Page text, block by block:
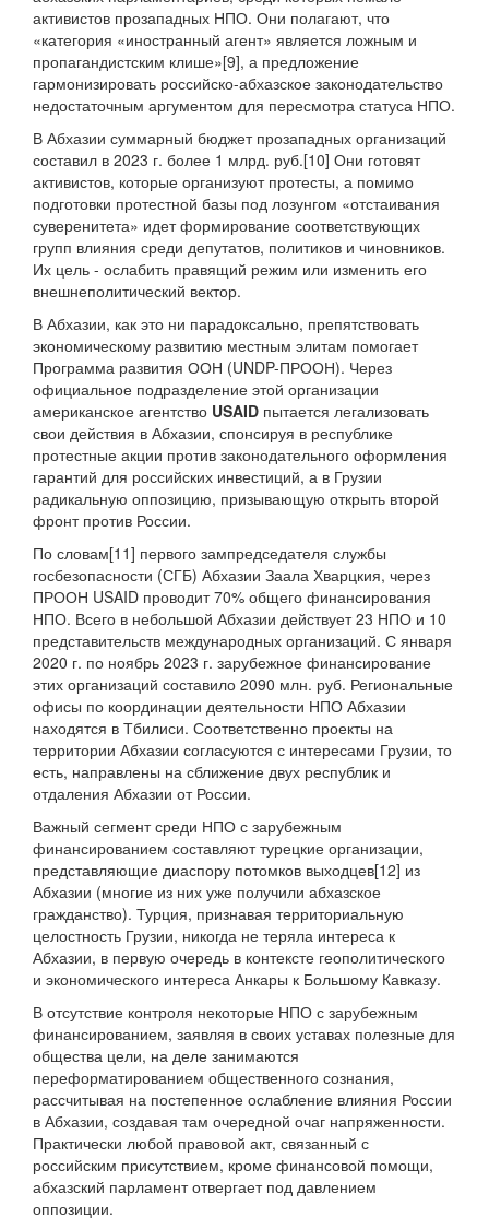
активистов прозападных НПО. Они полагают, что
«категория «иностранный агент» является ложным и
пропагандистским клише»[9], а предложение
гармонизировать российско-абхазское законодательство
недостаточным аргументом для пересмотра статуса НПО.
В Абхазии суммарный бюджет прозападных организаций
составил в 2023 г. более 1 млрд. руб.[10] Они готовят
активистов, которые организуют протесты, а помимо
подготовки протестной базы под лозунгом «отстаивания
суверенитета» идет формирование соответствующих
групп влияния среди депутатов, политиков и чиновников.
Их цель - ослабить правящий режим или изменить его
внешнеполитический вектор.
В Абхазии, как это ни парадоксально, препятствовать
экономическому развитию местным элитам помогает
Программа развития ООН (UNDP-ПРООН). Через
официальное подразделение этой организации
американское агентство USAID пытается легализовать
свои действия в Абхазии, спонсируя в республике
протестные акции против законодательного оформления
гарантий для российских инвестиций, а в Грузии
радикальную оппозицию, призывающую открыть второй
фронт против России.
По словам[11] первого зампредседателя службы
госбезопасности (СГБ) Абхазии Заала Хварцкия, через
ПРООН USAID проводит 70% общего финансирования
НПО. Всего в небольшой Абхазии действует 23 НПО и 10
представительств международных организаций. С января
2020 г. по ноябрь 2023 г. зарубежное финансирование
этих организаций составило 2090 млн. руб. Региональные
офисы по координации деятельности НПО Абхазии
находятся в Тбилиси. Соответственно проекты на
территории Абхазии согласуются с интересами Грузии, то
есть, направлены на сближение двух республик и
отдаления Абхазии от России.
Важный сегмент среди НПО с зарубежным
финансированием составляют турецкие организации,
представляющие диаспору потомков выходцев[12] из
Абхазии (многие из них уже получили абхазское
гражданство). Турция, признавая территориальную
целостность Грузии, никогда не теряла интереса к
Абхазии, в первую очередь в контексте геополитического
и экономического интереса Анкары к Большому Кавказу.
В отсутствие контроля некоторые НПО с зарубежным
финансированием, заявляя в своих уставах полезные для
общества цели, на деле занимаются
переформатированием общественного сознания,
рассчитывая на постепенное ослабление влияния России
в Абхазии, создавая там очередной очаг напряженности.
Практически любой правовой акт, связанный с
российским присутствием, кроме финансовой помощи,
абхазский парламент отвергает под давлением
оппозиции.